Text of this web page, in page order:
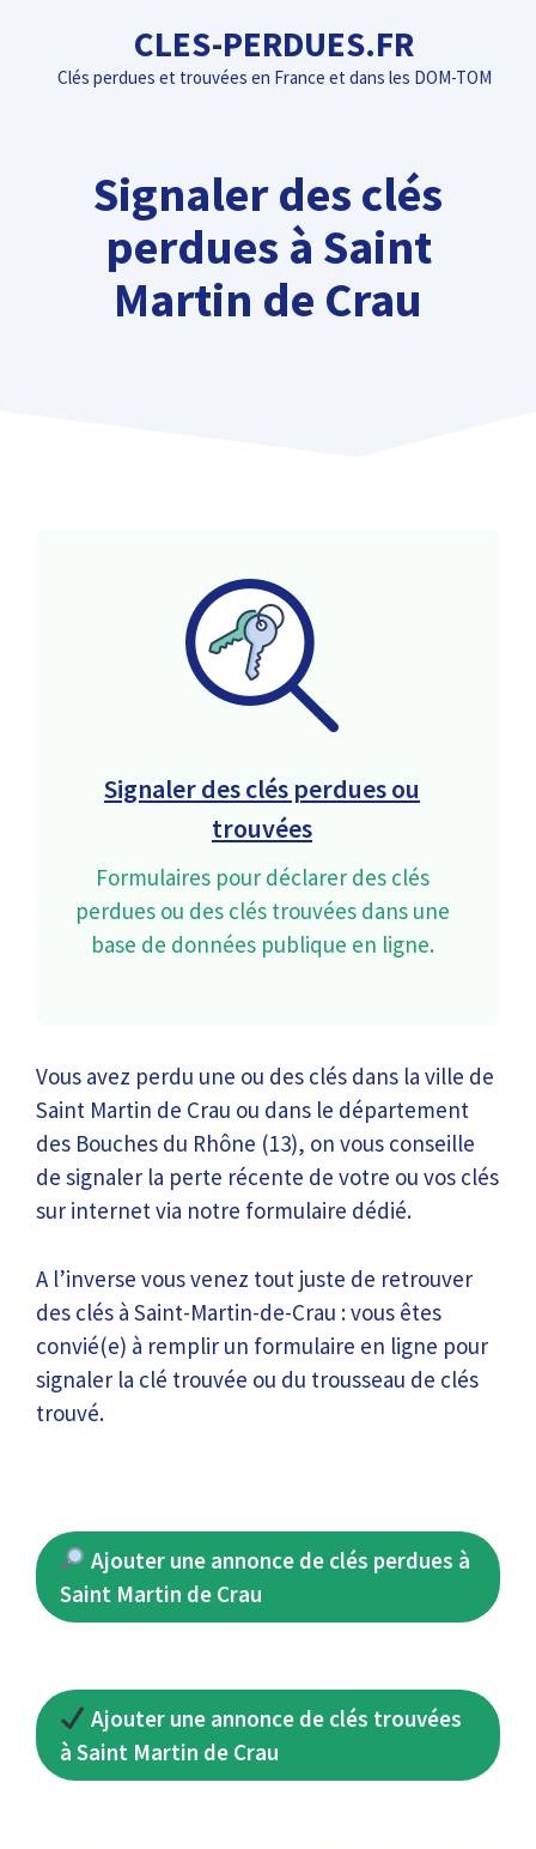
contenu
CLES-PERDUES.FR
Clés perdues et trouvées en France et dans les DOM-TOM
Signaler des clés
perdues à Saint
Martin de Crau
Signaler des clés perdues ou
trouvées
Formulaires pour déclarer des clés
perdues ou des clés trouvées dans une
base de données publique en ligne.
Vous avez perdu une ou des clés dans la ville de
Saint Martin de Crau ou dans le département
des Bouches du Rhône (13), on vous conseille
de signaler la perte récente de votre ou vos clés
sur internet via notre formulaire dédié.
A l’inverse vous venez tout juste de retrouver
des clés à Saint-Martin-de-Crau : vous êtes
convié(e) à remplir un formulaire en ligne pour
signaler la clé trouvée ou du trousseau de clés
trouvé.
Ajouter une annonce de clés perdues à
Saint Martin de Crau
Ajouter une annonce de clés trouvées
à Saint Martin de Crau